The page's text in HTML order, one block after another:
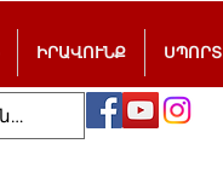
ԻՐԱՎՈՒՆՔ ՍՊՈՐՏ